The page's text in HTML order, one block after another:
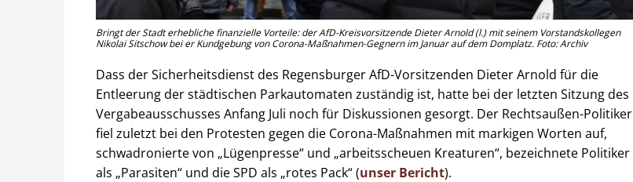
Bringt der Stadt erhebliche finanzielle Vorteile: der AfD-Kreisvorsitzende Dieter Arnold (l.) mit seinem Vorstandskollegen
Nikolai Sitschow bei er Kundgebung von Corona-Maßnahmen-Gegnern im Januar auf dem Domplatz. Foto: Archiv
Dass der Sicherheitsdienst des Regensburger AfD-Vorsitzenden Dieter Arnold für die
Entleerung der städtischen Parkautomaten zuständig ist, hatte bei der letzten Sitzung des
Vergabeausschusses Anfang Juli noch für Diskussionen gesorgt. Der Rechtsaußen-Politiker
fiel zuletzt bei den Protesten gegen die Corona-Maßnahmen mit markigen Worten auf,
schwadronierte von „Lügenpresse“ und „arbeitsscheuen Kreaturen“, bezeichnete Politiker
als „Parasiten“ und die SPD als „rotes Pack“ (unser Bericht).